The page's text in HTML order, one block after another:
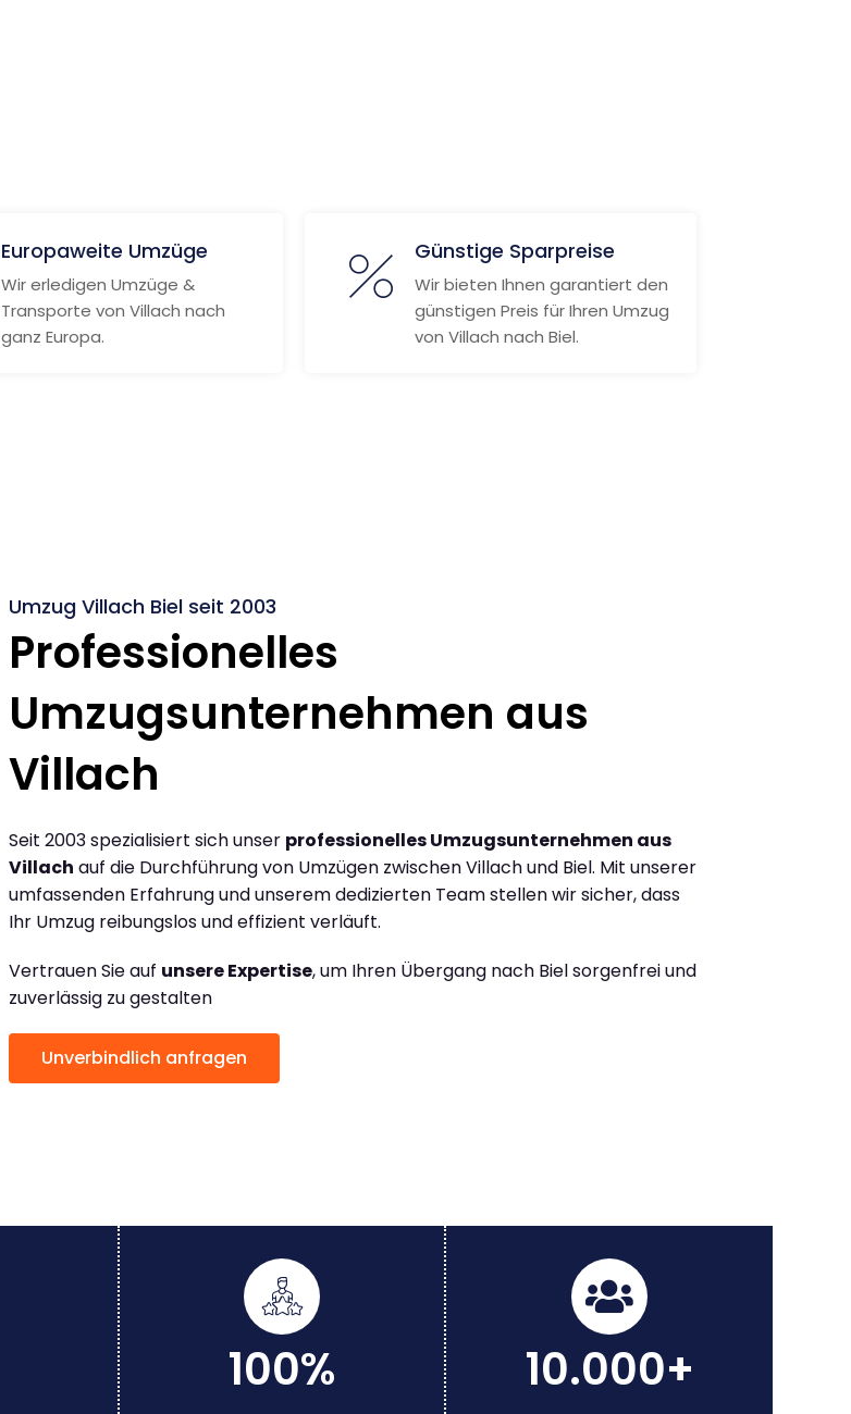
Europaweite Umzüge
Wir erledigen Umzüge &
Transporte von Villach nach
ganz Europa.
Günstige Sparpreise
Wir bieten Ihnen garantiert den
günstigen Preis für Ihren Umzug
von Villach nach Biel.
Umzug Villach Biel seit 2003
Professionelles
Umzugsunternehmen aus
Villach
Seit 2003 spezialisiert sich unser professionelles Umzugsunternehmen aus
Villach auf die Durchführung von Umzügen zwischen Villach und Biel. Mit unserer
umfassenden Erfahrung und unserem dedizierten Team stellen wir sicher, dass
Ihr Umzug reibungslos und effizient verläuft.
Vertrauen Sie auf unsere Expertise, um Ihren Übergang nach Biel sorgenfrei und
zuverlässig zu gestalten
Unverbindlich anfragen
100% 10.000+